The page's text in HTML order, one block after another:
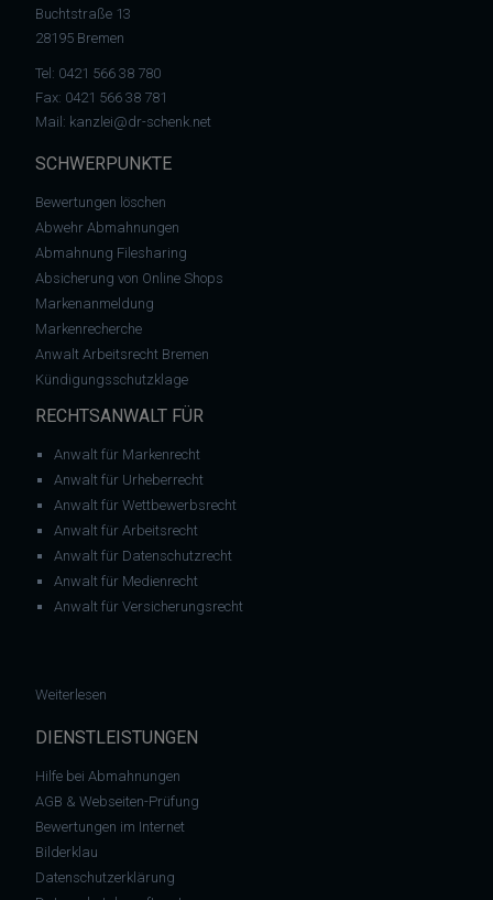
Buchtstraße 13
28195 Bremen
Tel: 0421 566 38 780
Fax: 0421 566 38 781
Mail: kanzlei@dr-schenk.net
SCHWERPUNKTE
Bewertungen löschen
Abwehr Abmahnungen
Abmahnung Filesharing
Absicherung von Online Shops
Markenanmeldung
Markenrecherche
Anwalt Arbeitsrecht Bremen
Kündigungsschutzklage
RECHTSANWALT FÜR
Anwalt für Markenrecht
Anwalt für Urheberrecht
Anwalt für Wettbewerbsrecht
Anwalt für Arbeitsrecht
Anwalt für Datenschutzrecht
Anwalt für Medienrecht
Anwalt für Versicherungsrecht
Weiterlesen
DIENSTLEISTUNGEN
Hilfe bei Abmahnungen
AGB & Webseiten-Prüfung
Bewertungen im Internet
Bilderklau
Datenschutzerklärung